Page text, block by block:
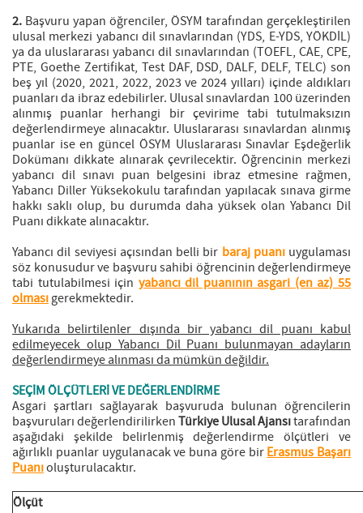
2. Başvuru yapan öğrenciler, ÖSYM tarafından gerçekleştirilen
ulusal merkezi yabancı dil sınavlarından (YDS, E-YDS, YÖKDİL)
ya da uluslararası yabancı dil sınavlarından (TOEFL, CAE, CPE,
PTE, Goethe Zertifikat, Test DAF, DSD, DALF, DELF, TELC) son
beş yıl (2020, 2021, 2022, 2023 ve 2024 yılları) içinde aldıkları
puanları da ibraz edebilirler. Ulusal sınavlardan 100 üzerinden
alınmış puanlar herhangi bir çevirime tabi tutulmaksızın
değerlendirmeye alınacaktır. Uluslararası sınavlardan alınmış
puanlar ise en güncel ÖSYM Uluslararası Sınavlar Eşdeğerlik
Dokümanı dikkate alınarak çevrilecektir. Öğrencinin merkezi
yabancı dil sınavı puan belgesini ibraz etmesine rağmen,
Yabancı Diller Yüksekokulu tarafından yapılacak sınava girme
hakkı saklı olup, bu durumda daha yüksek olan Yabancı Dil
Puanı dikkate alınacaktır.
Yabancı dil seviyesi açısından belli bir baraj puanıuygulaması
söz konusudur ve başvuru sahibi öğrencinin değerlendirmeye
tabi tutulabilmesi için yabancı dil puanının asgari (en az) 55
olmasıgerekmektedir.
Yukarıda belirtilenler dışında bir yabancı dil puanı kabul
edilmeyecek olup Yabancı Dil Puanı bulunmayan adayların
değerlendirmeye alınması da mümkün değildir.
SEÇİM ÖLÇÜTLERİ VE DEĞERLENDİRME
Asgari şartları sağlayarak başvuruda bulunan öğrencilerin
başvuruları değerlendirilirkenTürkiye Ulusal Ajansıtarafından
aşağıdaki şekilde belirlenmiş değerlendirme ölçütleri ve
ağırlıklı puanlar uygulanacak ve buna göre birErasmus Başarı
Puanıoluşturulacaktır.
Ölçüt